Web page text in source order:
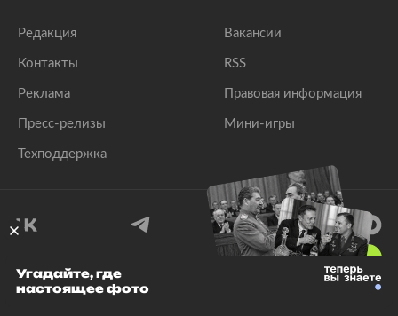
Редакция
Контакты
Реклама
Пресс-релизы
Техподдержка
Вакансии
RSS
Правовая информация
Мини-игры
© 1999–2026 Все права защищены.
Угадайте, где
настоящее фото